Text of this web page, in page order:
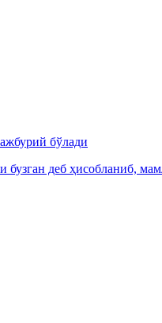
бўлади
деб ҳисобланиб,